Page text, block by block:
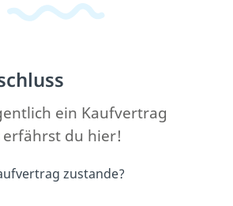
ein Kaufvertrag
erfährst du hier!
zustande?